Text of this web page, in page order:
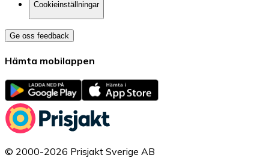
Cookieinställningar
Ge oss feedback
Hämta mobilappen
© 2000-2026 Prisjakt Sverige AB